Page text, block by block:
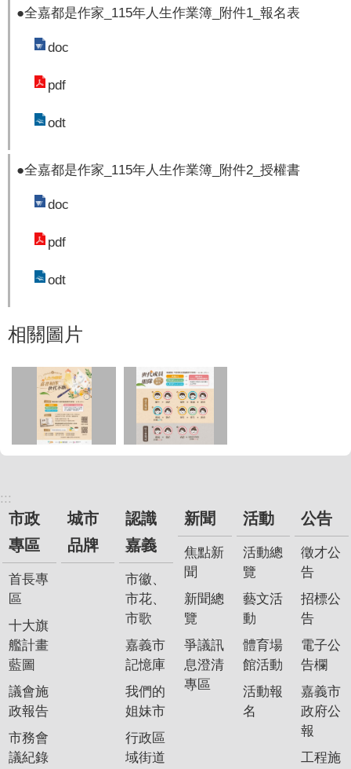
●全嘉都是作家_115年人生作業簿_附件1_報名表
doc
pdf
odt
●全嘉都是作家_115年人生作業簿_附件2_授權書
doc
pdf
odt
相關圖片
:::
市政
專區
首長專
區
十大旗
艦計畫
藍圖
議會施
政報告
市務會
議紀錄
城市
品牌
認識
嘉義
市徽、
市花、
市歌
嘉義市
記憶庫
我們的
姐妹市
行政區
域街道
新聞
焦點新
聞
新聞總
覽
爭議訊
息澄清
專區
活動
活動總
覽
藝文活
動
體育場
館活動
活動報
名
公告
徵才公
告
招標公
告
電子公
告欄
嘉義市
政府公
報
工程施